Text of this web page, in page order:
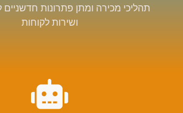
תהליכי מכירה ומתן פתרונות חדשניים
ושירות לקוחות